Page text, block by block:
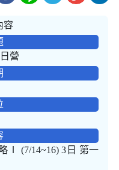
容
營
Ⅰ (7/14~16) 3日 第一